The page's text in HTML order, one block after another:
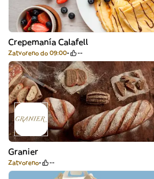
Crepemanía Calafell
Zatvoreno do 09:00 --
Granier
Zatvoreno --